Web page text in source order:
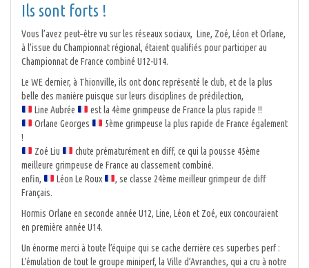
Ils sont forts !
Vous l’avez peut–être vu sur les réseaux sociaux, Line, Zoé, Léon et Orlane,
à l’issue du Championnat régional, étaient qualifiés pour participer au
Championnat de France combiné U12-U14.
Le WE dernier, à Thionville, ils ont donc représenté le club, et de la plus
belle des manière puisque sur leurs disciplines de prédilection,
Line Aubrée
est la 4ème grimpeuse de France la plus rapide !!
Orlane Georges
5ème grimpeuse la plus rapide de France également
!
Zoé Liu
chute prématurément en diff, ce qui la pousse 45ème
meilleure grimpeuse de France au classement combiné.
enfin,
Léon Le Roux
, se classe 24ème meilleur grimpeur de diff
Français.
Hormis Orlane en seconde année U12, Line, Léon et Zoé, eux concouraient
en première année U14.
Un énorme merci à toute l’équipe qui se cache derrière ces superbes perf :
L’émulation de tout le groupe miniperf, la Ville d’Avranches, qui a cru à notre